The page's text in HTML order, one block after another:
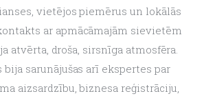
vietējos piemērus un lokālās
ar apmācāmajām sievietēm
atvērta, droša, sirsnīga atmosfēra.
bija sarunājušas arī ekspertes par
aizsardzību, biznesa reģistrāciju,